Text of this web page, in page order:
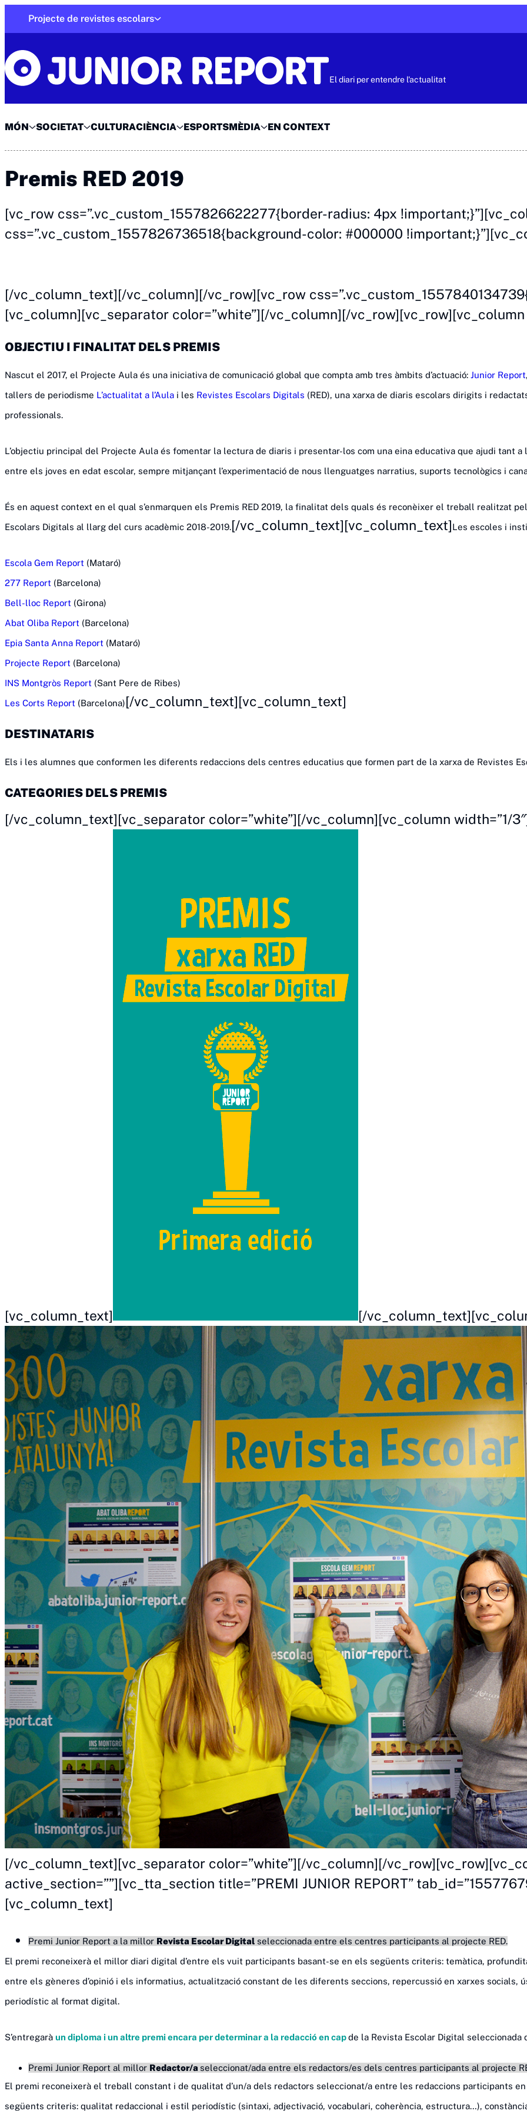
Skip
to
content
Projecte de revistes escolars
Junior Report
El diari per entendre l'actualitat
MÓN SOCIETAT CULTURACIÈNCIA ESPORTSMÈDIA EN CONTEXT
Premis RED 2019
[vc_row css=”.vc_custom_1557826622277{border-radius: 4px
css=”.vc_custom_1557826736518{background-color: #000000
[/vc_column_text][/vc_column][/vc_row][vc_row
[vc_column][vc_separator color=”white”][/vc_column][/
OBJECTIU I FINALITAT DELS PREMIS
Nascut el 2017, el Projecte Aula és una iniciativa de comunicació global que compta amb tres àmbits d’actuació: Junior Report
tallers de periodisme L’actualitat a l’Aula i les Revistes Escolars Digitals (RED), una xarxa de diaris escolars dirigits i
professionals.
L’objectiu principal del Projecte Aula és fomentar la lectura de diaris i presentar-los com una eina educativa que ajudi tant a
entre els joves en edat escolar, sempre mitjançant l’experimentació de nous llenguatges narratius, suports tecnològics i
És en aquest context en el qual s’enmarquen els Premis RED 2019, la finalitat dels quals és reconèixer el treball realitzat
Escolars Digitals al llarg del curs acadèmic 2018-2019.[/vc_column_text][vc_column_text]Les escoles i
Escola Gem Report (Mataró)
277 Report (Barcelona)
Bell-lloc Report (Girona)
Abat Oliba Report (Barcelona)
Epia Santa Anna Report (Mataró)
Projecte Report (Barcelona)
INS Montgròs Report (Sant Pere de Ribes)
Les Corts Report (Barcelona)[/vc_column_text][vc_column_text]
DESTINATARIS
Els i les alumnes que conformen les diferents redaccions dels centres educatius que formen part de la xarxa de Revistes
CATEGORIES DELS PREMIS
[/vc_column_text][vc_separator color=”white”][/vc_column][vc_column width=”1/
[vc_column_text] [/
[/vc_column_text][vc_separator color=”white”][/vc_column][/
active_section=””][vc_tta_section title=”PREMI JUNIOR REPORT”
[vc_column_text]
Premi Junior Report a la millor Revista Escolar Digital seleccionada entre els centres participants al projecte RED.
El premi reconeixerà el millor diari digital d’entre els vuit participants basant-se en els següents criteris: temàtica,
entre els gèneres d’opinió i els informatius, actualització constant de les diferents seccions, repercussió en xarxes
periodístic al format digital.
S’entregarà un diploma i un altre premi encara per determinar a la redacció en capde la Revista Escolar Digital seleccionada
Premi Junior Report al millor Redactor/a seleccionat/ada entre els redactors/es dels centres participants al projecte
El premi reconeixerà el treball constant i de qualitat d’un/a dels redactors seleccionat/a entre les redaccions participants
següents criteris: qualitat redaccional i estil periodístic (sintaxi, adjectivació, vocabulari, coherència, estructura…),